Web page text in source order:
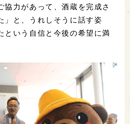
協力があって、酒蔵を完成さ
」と、うれしそうに話す姿
という自信と今後の希望に満